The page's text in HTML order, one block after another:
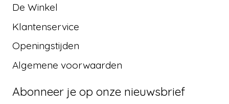
De Winkel
Klantenservice
Openingstijden
Algemene voorwaarden
Abonneer je op onze nieuwsbrief